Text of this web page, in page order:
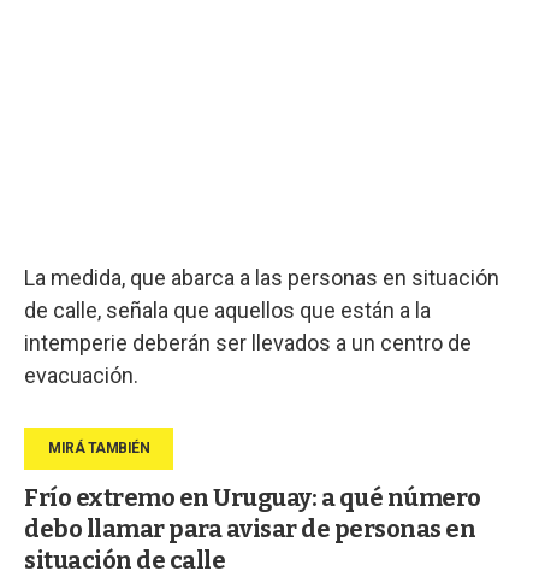
La medida, que abarca a las personas en situación
de calle, señala que aquellos que están a la
intemperie deberán ser llevados a un centro de
evacuación.
Frío extremo en Uruguay: a qué número
debo llamar para avisar de personas en
situación de calle